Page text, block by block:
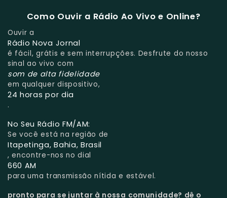
Como Ouvir a Rádio Ao Vivo e Online?
Ouvir a
Rádio Nova Jornal
é fácil, grátis e sem interrupções. Desfrute do nosso
sinal ao vivo com
som de alta fidelidade
em qualquer dispositivo,
24 horas por dia
.
No Seu Rádio FM/AM:
Se você está na região de
Itapetinga, Bahia, Brasil
, encontre-nos no dial
660 AM
para uma transmissão nítida e estável.
pronto para se juntar à nossa comunidade? dê o